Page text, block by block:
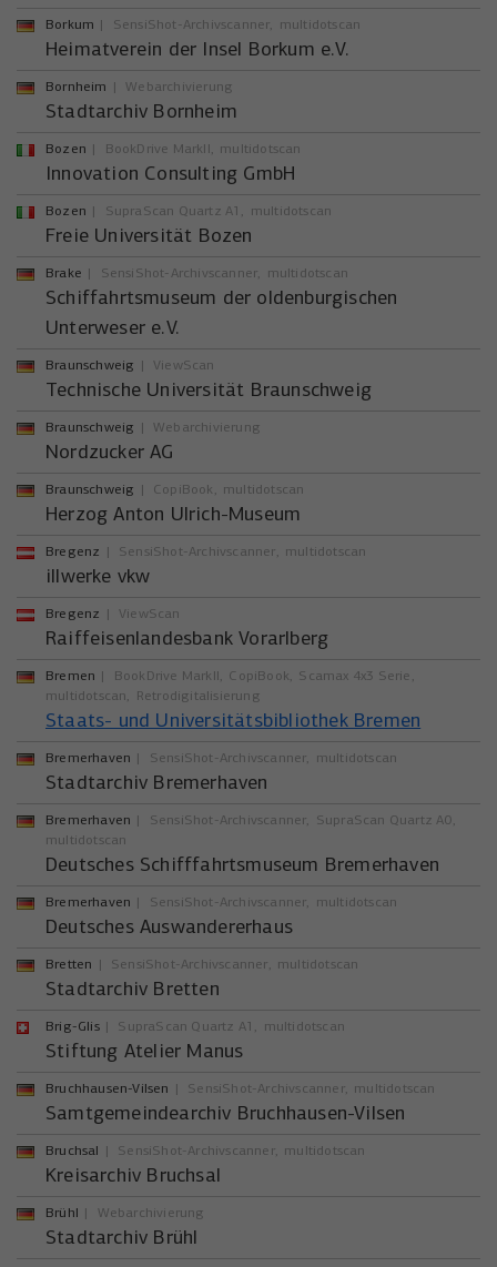
Borkum SensiShot-Archivscanner multidotscan
Heimatverein der Insel Borkum e.V.
Bornheim Webarchivierung
Stadtarchiv Bornheim
Bozen BookDrive MarkII multidotscan
Innovation Consulting GmbH
Bozen SupraScan Quartz A1 multidotscan
Freie Universität Bozen
Brake SensiShot-Archivscanner multidotscan
Schiffahrtsmuseum der oldenburgischen
Unterweser e.V.
Braunschweig ViewScan
Technische Universität Braunschweig
Braunschweig Webarchivierung
Nordzucker AG
Braunschweig CopiBook multidotscan
Herzog Anton Ulrich-Museum
Bregenz SensiShot-Archivscanner multidotscan
illwerke vkw
Bregenz ViewScan
Raiffeisenlandesbank Vorarlberg
Bremen BookDrive MarkII CopiBook
Scamax 4x3 Serie
multidotscan
Retrodigitalisierung
Staats- und Universitätsbibliothek Bremen
Bremerhaven SensiShot-Archivscanner multidotscan
Stadtarchiv Bremerhaven
Bremerhaven SensiShot-Archivscanner
SupraScan Quartz A0
multidotscan
Deutsches Schifffahrtsmuseum Bremerhaven
Bremerhaven SensiShot-Archivscanner multidotscan
Deutsches Auswandererhaus
Bretten SensiShot-Archivscanner multidotscan
Stadtarchiv Bretten
Brig-Glis SupraScan Quartz A1 multidotscan
Stiftung Atelier Manus
Bruchhausen-Vilsen SensiShot-Archivscanner multidotscan
Samtgemeindearchiv Bruchhausen-Vilsen
Bruchsal SensiShot-Archivscanner multidotscan
Kreisarchiv Bruchsal
Brühl Webarchivierung
Stadtarchiv Brühl